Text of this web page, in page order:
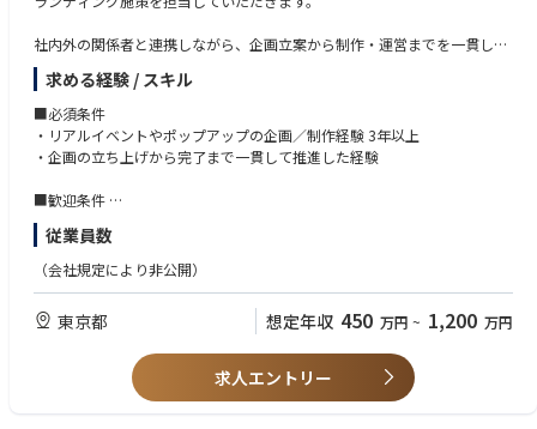
まだ若い組織であり、組織やビジネスとともに成長できるポジションで
す。現場で発生している事象を把握・分析し、実際の課題解決にまで落と
し込むことのできる、コミュニケーション力・分析力・実行力のある方に
ご活躍いただけます。
［50 %］ソートセンターの運営管理
［30 %］分析と改善、プロジェクト業務
［10 %］メンバー育成
［10 %］ステークホルダーとの計画調整
社内外の関係者と連携しながら、企画立案から制作・運営までを一貫して
推進し、スケジュール管理や進行調整を行います。
リアルイベント、ポップアップ、展示会など多様なプロジェクトを通じ
て、ブランドやIPの魅力を発信し、ファンとの接点を広げていける方を募
集しています。
■主な業務内容
スケジュールおよび進捗管理
社内外関係者との交渉・調整
イベント開催時の運営・サポート
求める経験 / スキル
■必須条件
・リアルイベントやポップアップの企画／制作経験 3年以上
・企画の立ち上げから完了まで一貫して推進した経験
■歓迎条件
・P/L設計、KPI設計および効果測定の経験
・ブースデザインおよび造作の監修業務の経験
・英語（日常会話レベル以上）
■求める人物像
・新しいこと、面白いことを考えるのが好きな方
・ゲームやアニメ、漫画、映画、音楽などエンターテインメントに興味の
・周囲と協力しながら物事を進められる方
従業員数
（会社規定により非公開）
東京都 想定年収 450 万円 ~ 1,200 万円
求人エントリー